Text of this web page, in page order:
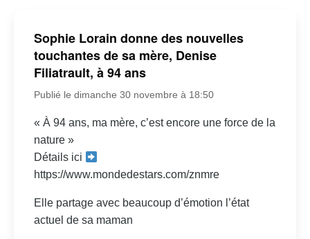
Sophie Lorain donne des nouvelles
touchantes de sa mère, Denise
Filiatrault, à 94 ans
Publié le dimanche 30 novembre à 18:50
« À 94 ans, ma mère, c’est encore une force de la
nature »
Détails ici
https://www.mondedestars.com/znmre
Elle partage avec beaucoup d’émotion l’état
actuel de sa maman